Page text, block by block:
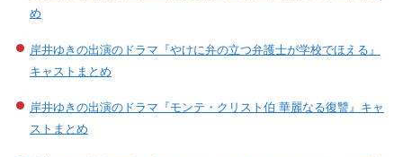
め
岸井ゆきの出演のドラマ『やけに弁の立つ弁護士が学校でほえる』
キャストまとめ
岸井ゆきの出演のドラマ『モンテ・クリスト伯 華麗なる復讐』キャ
ストまとめ